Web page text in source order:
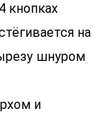
кнопках
на
шнуром
и